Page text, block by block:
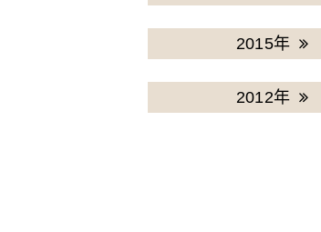
2015年
2012年